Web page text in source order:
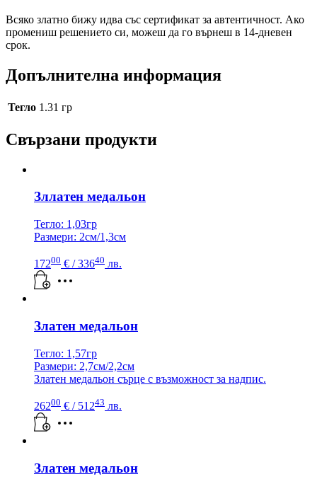
Всяко златно бижу идва със сертификат за автентичност. Ако
промениш решението си, можеш да го върнеш в 14-дневен
срок.
Допълнителна информация
Тегло 1.31 гр
Свързани продукти
Зллатен медальон
Тегло: 1,03гр
Размери: 2см/1,3см
17200 € / 33640 лв.
Златен медальон
Тегло: 1,57гр
Размери: 2,7см/2,2см
Златен медальон сърце с възможност за надпис.
26200 € / 51243 лв.
Златен медальон